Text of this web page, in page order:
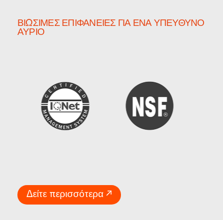
ΒΙΏΣΙΜΕΣ ΕΠΙΦΆΝΕΙΕΣ ΓΙΑ ΈΝΑ ΥΠΕΎΘΥΝΟ
ΑΎΡΙΟ
Δείτε περισσότερα ↗